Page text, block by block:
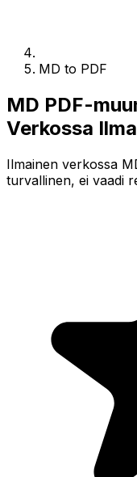
MD to PDF
MD PDF-
Verkossa
Ilmainen verkossa
turvallinen, ei vaadi